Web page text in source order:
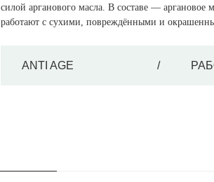
силой арганового масла. В составе —
работают с сухими, повреждёнными и
ANTI AGE /